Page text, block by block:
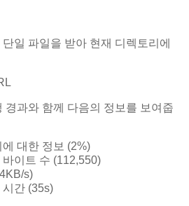
일 파일을 받아 현재 디렉토리에
경과와 함께 다음의 정보를 보여줍
대한 정보 (2%)
이트 수 (112,550)
s)
간 (35s)